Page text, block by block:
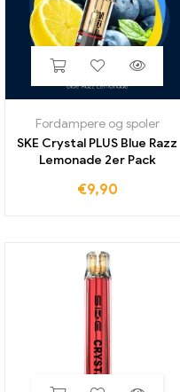
Fordampere og spoler
SKE Crystal PLUS Blue Razz
Lemonade 2er Pack
€9,90